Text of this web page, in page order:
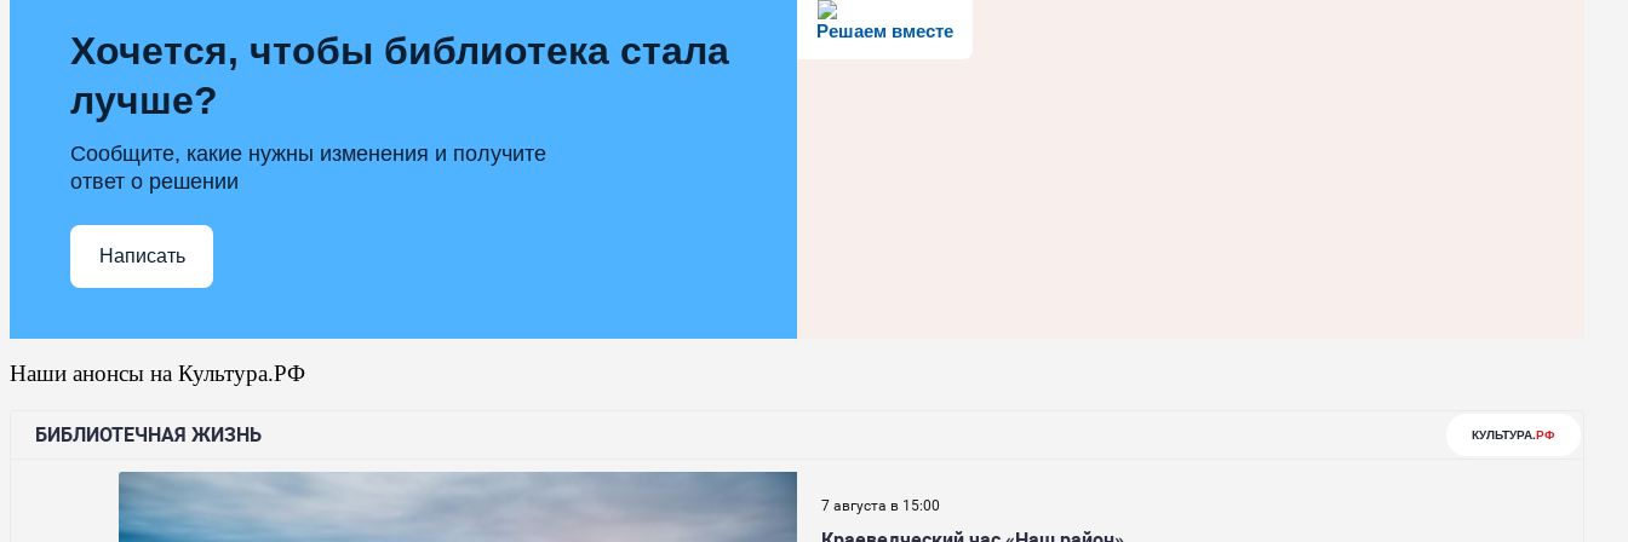
Решаем вместе
Хочется, чтобы библиотека стала
лучше?
Сообщите, какие нужны изменения и получите
ответ о решении
Написать
Наши анонсы на Культура.РФ